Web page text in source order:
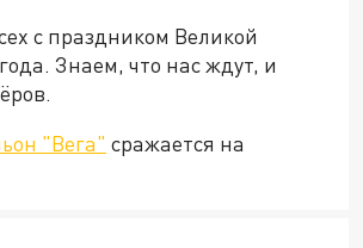
с праздником Великой
Знаем, что нас ждут, и
"Вега" сражается на